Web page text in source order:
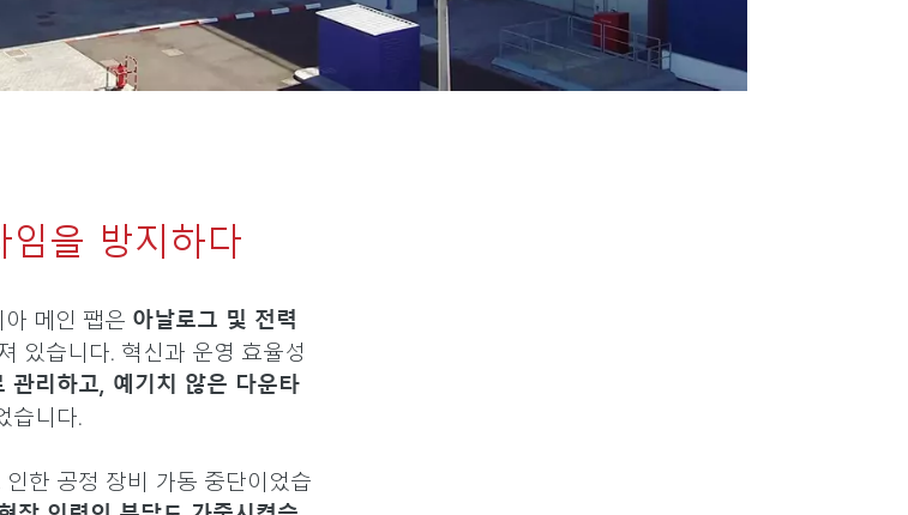
을 방지하다
메인 팹은 아날로그 및 전력
있습니다. 혁신과 운영 효율성
관리하고, 예기치 않은 다운타
습니다.
한 공정 장비 가동 중단이었습